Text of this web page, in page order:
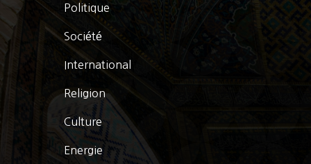
Politique
Société
International
Religion
Culture
Energie